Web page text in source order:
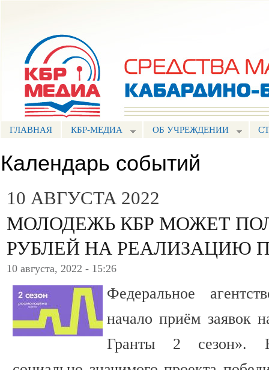
ГЛАВНАЯ КБР-МЕДИА ОБ УЧРЕЖДЕНИИ
Календарь событий
10 АВГУСТА 2022
МОЛОДЕЖЬ КБР МОЖЕТ
РУБЛЕЙ НА РЕАЛИЗАЦИЮ
10 августа, 2022 - 15:26
Федеральное
начало приём заявок
Гранты 2 сезон».